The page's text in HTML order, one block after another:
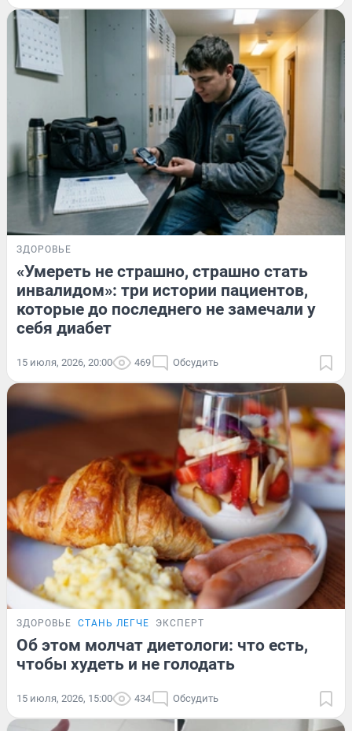
ЗДОРОВЬЕ
«Умереть не страшно, страшно стать
инвалидом»: три истории пациентов,
которые до последнего не замечали у
себя диабет
15 июля, 2026, 20:00 469 Обсудить
ЗДОРОВЬЕ СТАНЬ ЛЕГЧЕ ЭКСПЕРТ
Об этом молчат диетологи: что есть,
чтобы худеть и не голодать
15 июля, 2026, 15:00 434 Обсудить